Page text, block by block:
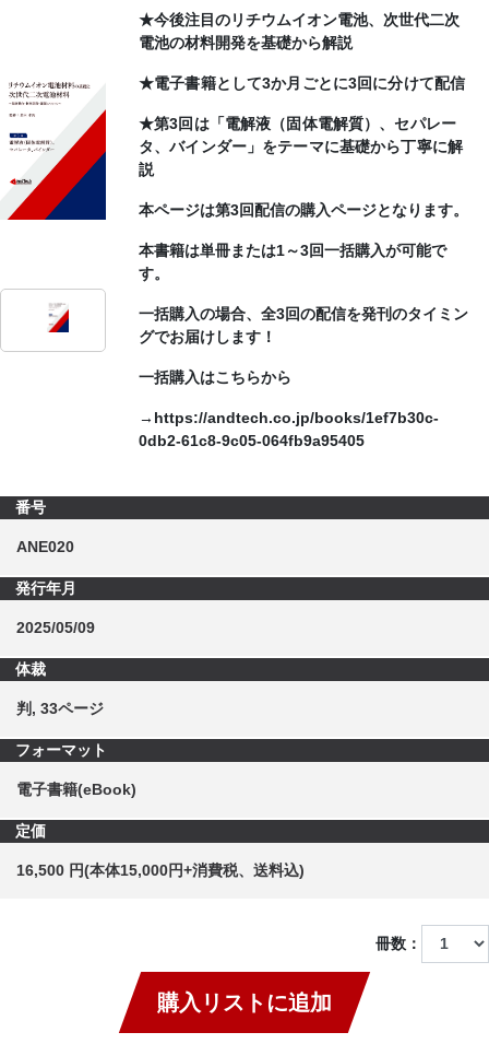
★今後注目のリチウムイオン電池、次世代二次
電池の材料開発を基礎から解説
★電子書籍として3か月ごとに3回に分けて配信
★第3回は「電解液（固体電解質）、セパレー
タ、バインダー」をテーマに基礎から丁寧に解
説
本ページは第3回配信の購入ページとなります。
本書籍は単冊または1～3回一括購入が可能で
す。
一括購入の場合、全3回の配信を発刊のタイミン
グでお届けします！
一括購入はこちらから
→https://andtech.co.jp/books/1ef7b30c-
0db2-61c8-9c05-064fb9a95405
番号
ANE020
発行年月
2025/05/09
体裁
判, 33ページ
フォーマット
電子書籍(eBook)
定価
16,500 円(本体15,000円+消費税、送料込)
冊数：
購入リストに追加